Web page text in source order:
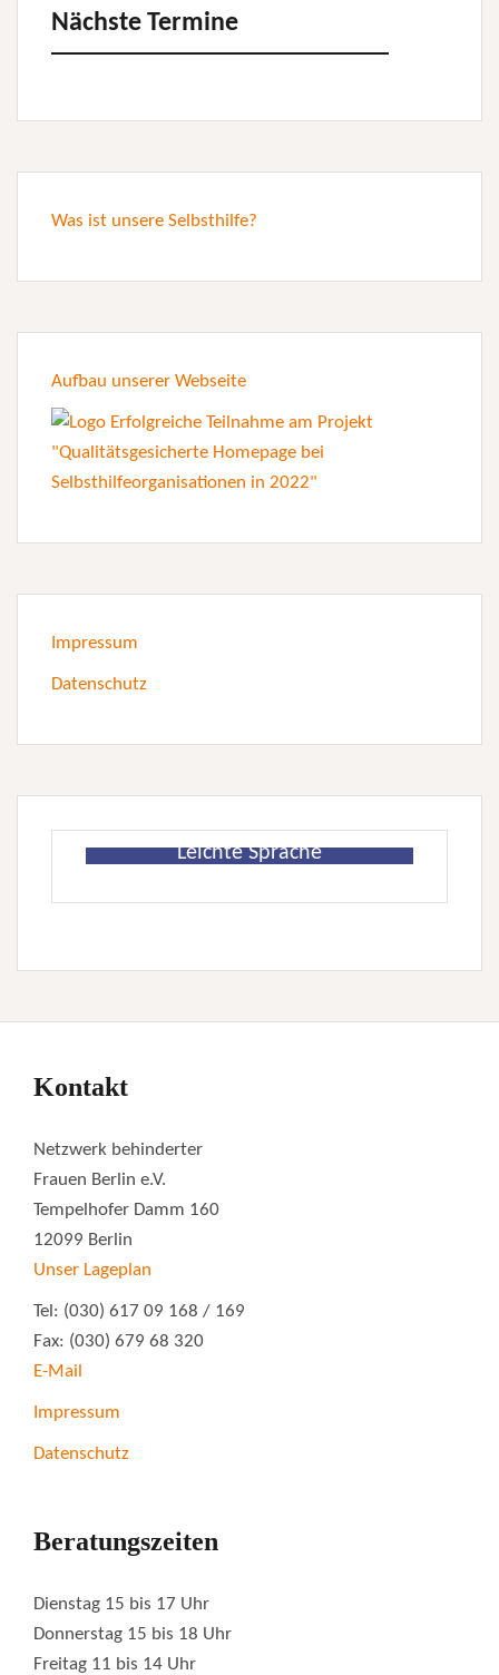
Nächste Termine
Was ist unsere Selbsthilfe?
Aufbau unserer Webseite
Impressum
Datenschutz
Leichte Sprache
Kontakt
Netzwerk behinderter
Frauen Berlin e.V.
Tempelhofer Damm 160
12099 Berlin
Unser Lageplan
Tel: (030) 617 09 168 / 169
Fax: (030) 679 68 320
E-Mail
Impressum
Datenschutz
Beratungszeiten
Dienstag 15 bis 17 Uhr
Donnerstag 15 bis 18 Uhr
Freitag 11 bis 14 Uhr